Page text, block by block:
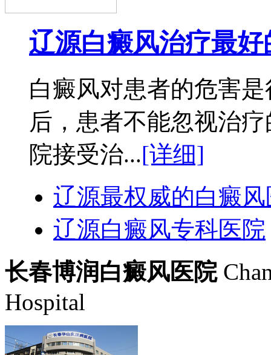
辽源白癜风治疗最好
白癜风对患者的危害
后，患者不能忽视治
院接受治...[详细]
辽源最权威的白癜
辽源白癜风专科医院
长春博润白癜风医院
Hospital